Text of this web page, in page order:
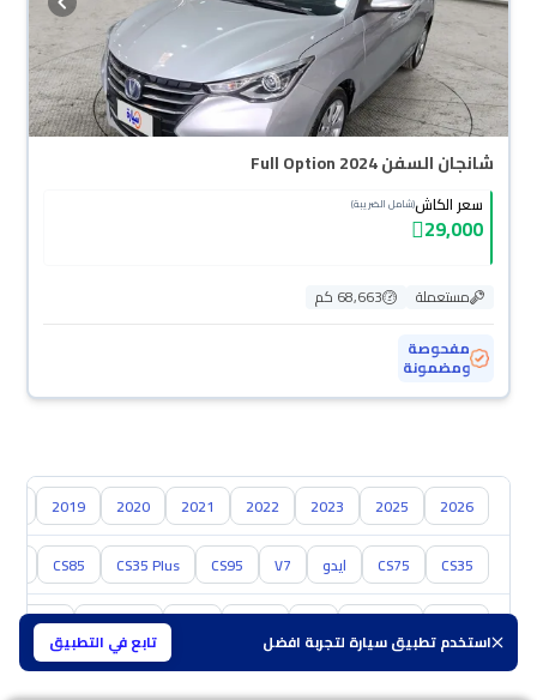
استخدم تطبيق سيارة لتجربة افضل تابع في التطبيق
شانجان السفن Full Option 2024
سعر الكاش(شامل الضريبة)
29,000
مستعملة
68,663 كم
مفحوصة
ومضمونة
2026
2025
2023
2022
2021
2020
2019
CS35
CS75 ايدو V7
CS95
CS35 Plus
CS85
تويوتا هيونداي كيا نيسان مازدا سوزوكي هافال